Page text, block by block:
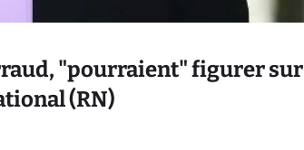
"pourraient" figurer sur
(RN)